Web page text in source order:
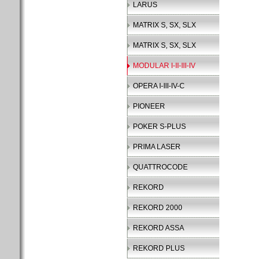
LARUS
MATRIX S, SX, SLX
MATRIX S, SX, SLX
MODULAR I-II-III-IV
OPERA I-III-IV-C
PIONEER
POKER S-PLUS
PRIMA LASER
QUATTROCODE
REKORD
REKORD 2000
REKORD ASSA
REKORD PLUS